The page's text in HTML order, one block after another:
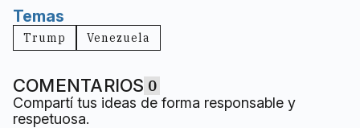
Temas
Trump Venezuela
COMENTARIOS 0
Compartí tus ideas de forma responsable y
respetuosa.